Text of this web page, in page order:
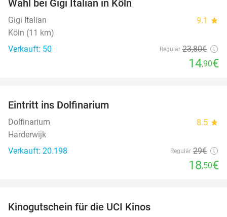
Wahl bei Gigi Italian in Köln
Gigi Italian 9.1 star
Köln (11 km)
Verkauft: 50
Regulär 23,80€
14,90€
Eintritt ins Dolfinarium
Dolfinarium 8.5 star
Harderwijk
Verkauft: 20.198
Regulär 29€
18,50€
Kinogutschein für die UCI Kinos